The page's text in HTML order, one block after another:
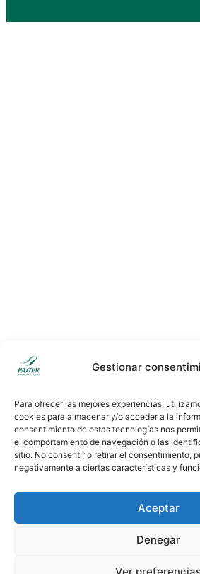
Gestionar
Para ofrecer las mejores experiencias,
cookies para almacenar y/o acceder a la
consentimiento de estas tecnologías nos
el comportamiento de navegación o las
sitio. No consentir o retirar el consentimiento,
negativamente a ciertas características y
Aceptar
Denegar
Ver